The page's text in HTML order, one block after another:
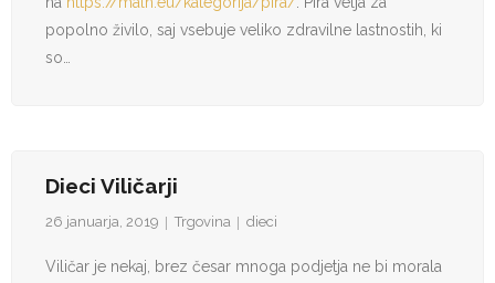
popolno živilo, saj vsebuje veliko zdravilne lastnostih, ki
so…
Dieci Viličarji
26 januarja, 2019 Trgovina dieci
Viličar je nekaj, brez česar mnoga podjetja ne bi morala